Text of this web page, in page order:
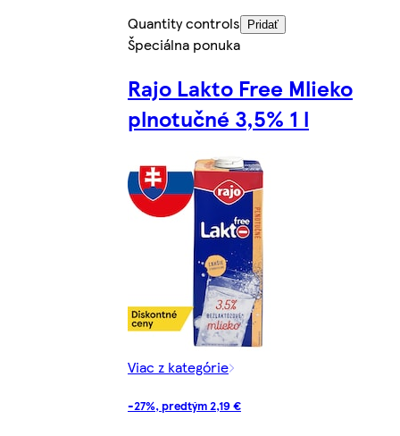
Quantity controls
Pridať
Špeciálna ponuka
Rajo Lakto Free Mlieko
plnotučné 3,5% 1 l
Viac z kategórie
-27%, predtým 2,19 €